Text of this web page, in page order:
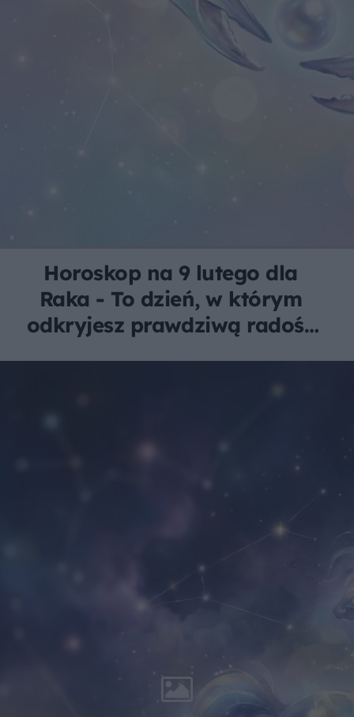
Horoskop na 9 lutego dla
Raka - To dzień, w którym
odkryjesz prawdziwą radość